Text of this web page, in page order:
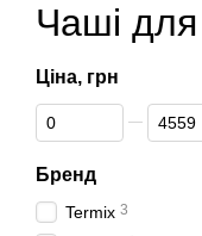
Чаші для
Ціна, грн
Від Ціна, грн
До Ціна, грн
Бренд
Termix 3